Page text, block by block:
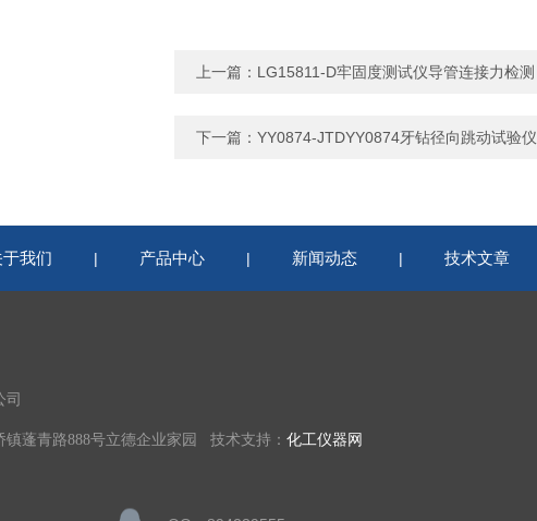
上一篇： LG15811-D牢固度测试仪导管连接力检测
下一篇： YY0874-JTDYY0874牙钻径向跳动试验仪
于我们 | 产品中心 | 新闻动态 | 技术文章
蓬青路888号立德企业家园 技术支持： 化工仪器网